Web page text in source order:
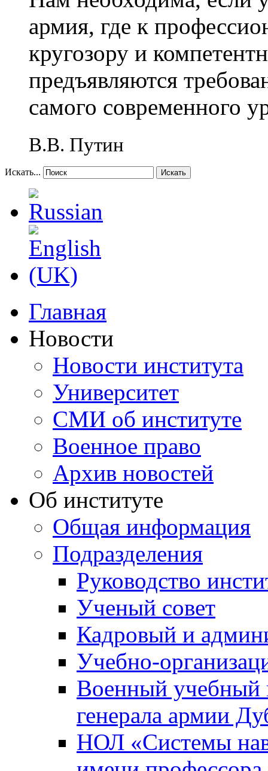
армия, где к
кругозору и
предъявляются
самого современного
В.В. Путин
Искать... Искать
Главная
Новости
Новости института
Университет
СМИ об институте
Военное право
Архив новостей
Об институте
Общая информация
Подразделения
Руководство
Ученый совет
Кадровый и
Учебно-
Военный учебный
генерала армии
НОЛ «Системы